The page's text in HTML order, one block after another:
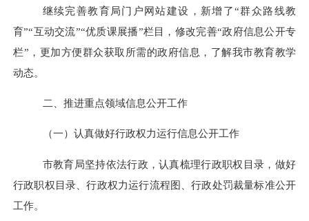
继续完善教育局门户网站建设，新增了“群众路线教
育”“互动交流”“优质课展播”栏目，修改完善“政府信息公开专
栏”，更加方便群众获取所需的政府信息，了解我市教育教学
动态。
二、推进重点领域信息公开工作
（一）认真做好行政权力运行信息公开工作
市教育局坚持依法行政，认真梳理行政职权目录，做好
行政职权目录、行政权力运行流程图、行政处罚裁量标准公开
工作。